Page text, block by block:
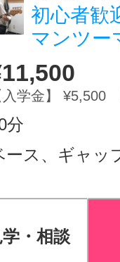
初心者
マンツー
入学金】 ¥5,500
分
ース、ギャッ
学・相談